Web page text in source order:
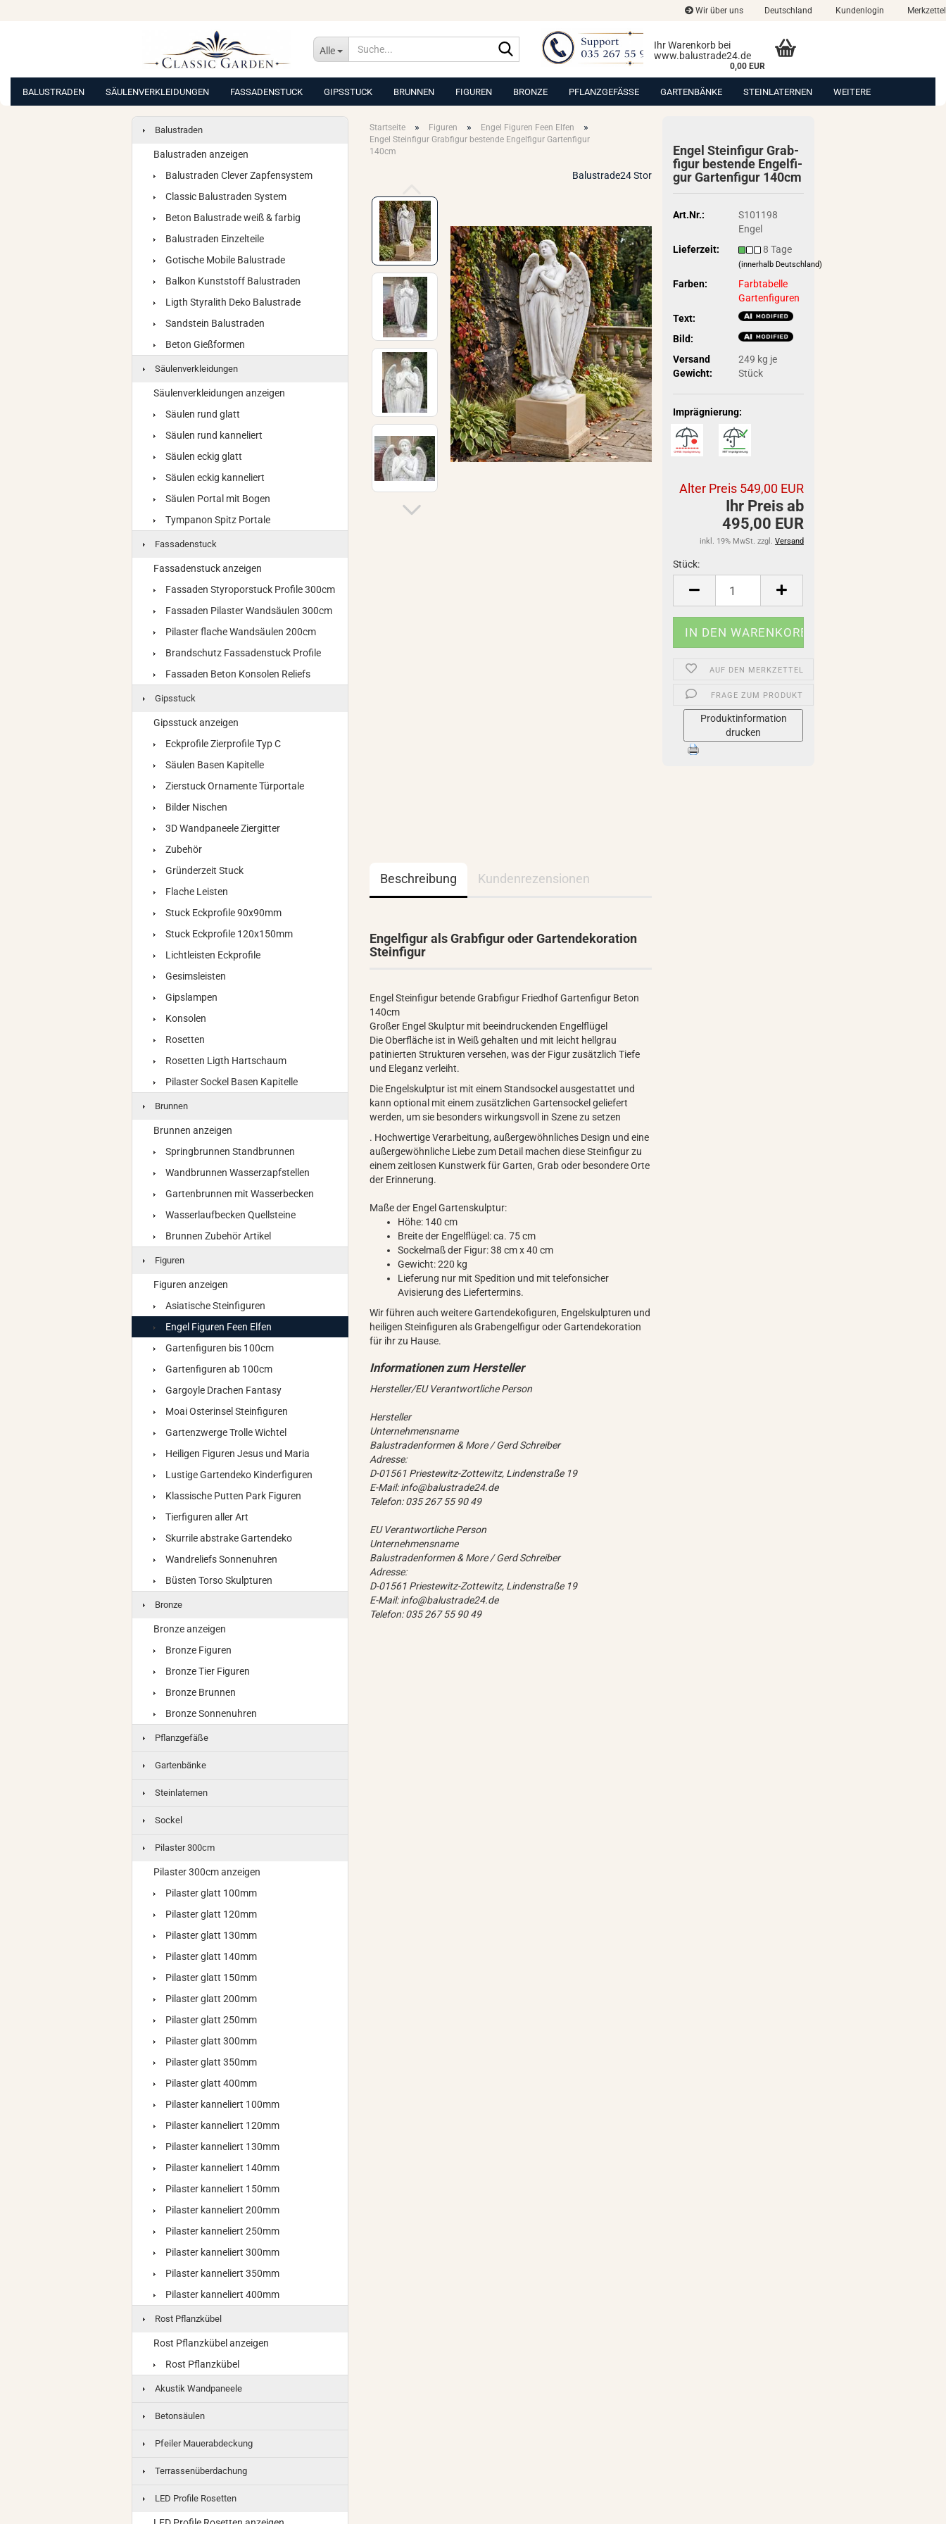
Wir über uns Deutschland Kundenlogin Merkzettel
Alle
Suche...
Ihr Warenkorb bei
www.balustrade24.de
0,00 EUR
BALUSTRADEN SÄULENVERKLEIDUNGEN FASSADENSTUCK GIPSSTUCK BRUNNEN FIGUREN BRONZE PFLANZGEFÄSSE GARTENBÄNKE STEINLATERNEN WEITERE
Startseite » Figuren » Engel Figuren Feen Elfen »
Engel Steinfigur Grabfigur bestende Engelfigur Gartenfigur
140cm
Balustrade24 Stor
Engel Stein­fi­gur Grab­
fi­gur bes­ten­de En­gel­fi­
gur Gar­ten­fi­gur 140cm
Art.Nr.:
S101198
Engel
Lieferzeit:
8 Tage
(innerhalb Deutschland)
Farben:
Farbtabelle
Gartenfiguren
Text:
Bild:
Versand
Gewicht:
249 kg je
Stück
Imprägnierung:
Alter Preis 549,00 EUR
Ihr Preis ab
495,00 EUR
inkl. 19% MwSt. zzgl. Versand
Stück:
Stück
AUF DEN MERKZETTEL
FRAGE ZUM PRODUKT
Produktinformation
drucken
Beschreibung Kundenrezensionen
Engelfigur als Grabfigur oder Gartendekoration
Steinfigur
Engel Steinfigur betende Grabfigur Friedhof Gartenfigur Beton
140cm
Großer Engel Skulptur mit beeindruckenden Engelflügel
Die Oberfläche ist in Weiß gehalten und mit leicht hellgrau
patinierten Strukturen versehen, was der Figur zusätzlich Tiefe
und Eleganz verleiht.
Die Engelskulptur ist mit einem Standsockel ausgestattet und
kann optional mit einem zusätzlichen Gartensockel geliefert
werden, um sie besonders wirkungsvoll in Szene zu setzen
. Hochwertige Verarbeitung, außergewöhnliches Design und eine
außergewöhnliche Liebe zum Detail machen diese Steinfigur zu
einem zeitlosen Kunstwerk für Garten, Grab oder besondere Orte
der Erinnerung.
Maße der Engel Gartenskulptur:
Höhe: 140 cm
Breite der Engelflügel: ca. 75 cm
Sockelmaß der Figur: 38 cm x 40 cm
Gewicht: 220 kg
Lieferung nur mit Spedition und mit telefonsicher
Avisierung des Liefertermins.
Wir führen auch weitere Gartendekofiguren, Engelskulpturen und
heiligen Steinfiguren als Grabengelfigur oder Gartendekoration
für ihr zu Hause.
Hersteller/EU Verantwortliche Person
Hersteller
Unternehmensname
Balustradenformen & More / Gerd Schreiber
Adresse:
D-01561 Priestewitz-Zottewitz, Lindenstraße 19
E-Mail: info@balustrade24.de
Telefon: 035 267 55 90 49
EU Verantwortliche Person
Unternehmensname
Balustradenformen & More / Gerd Schreiber
Adresse:
D-01561 Priestewitz-Zottewitz, Lindenstraße 19
E-Mail: info@balustrade24.de
Telefon: 035 267 55 90 49
Balustraden
Balustraden anzeigen
Balustraden Clever Zapfensystem
Classic Balustraden System
Beton Balustrade weiß & farbig
Balustraden Einzelteile
Gotische Mobile Balustrade
Balkon Kunststoff Balustraden
Ligth Styralith Deko Balustrade
Sandstein Balustraden
Beton Gießformen
Säulenverkleidungen
Säulenverkleidungen anzeigen
Säulen rund glatt
Säulen rund kanneliert
Säulen eckig glatt
Säulen eckig kanneliert
Säulen Portal mit Bogen
Tympanon Spitz Portale
Fassadenstuck
Fassadenstuck anzeigen
Fassaden Styroporstuck Profile 300cm
Fassaden Pilaster Wandsäulen 300cm
Pilaster flache Wandsäulen 200cm
Brandschutz Fassadenstuck Profile
Fassaden Beton Konsolen Reliefs
Gipsstuck
Gipsstuck anzeigen
Eckprofile Zierprofile Typ C
Säulen Basen Kapitelle
Zierstuck Ornamente Türportale
Bilder Nischen
3D Wandpaneele Ziergitter
Zubehör
Gründerzeit Stuck
Flache Leisten
Stuck Eckprofile 90x90mm
Stuck Eckprofile 120x150mm
Lichtleisten Eckprofile
Gesimsleisten
Gipslampen
Konsolen
Rosetten
Rosetten Ligth Hartschaum
Pilaster Sockel Basen Kapitelle
Brunnen
Brunnen anzeigen
Springbrunnen Standbrunnen
Wandbrunnen Wasserzapfstellen
Gartenbrunnen mit Wasserbecken
Wasserlaufbecken Quellsteine
Brunnen Zubehör Artikel
Figuren
Figuren anzeigen
Asiatische Steinfiguren
Engel Figuren Feen Elfen
Gartenfiguren bis 100cm
Gartenfiguren ab 100cm
Gargoyle Drachen Fantasy
Moai Osterinsel Steinfiguren
Gartenzwerge Trolle Wichtel
Heiligen Figuren Jesus und Maria
Lustige Gartendeko Kinderfiguren
Klassische Putten Park Figuren
Tierfiguren aller Art
Skurrile abstrake Gartendeko
Wandreliefs Sonnenuhren
Büsten Torso Skulpturen
Bronze
Bronze anzeigen
Bronze Figuren
Bronze Tier Figuren
Bronze Brunnen
Bronze Sonnenuhren
Pflanzgefäße
Gartenbänke
Steinlaternen
Sockel
Pilaster 300cm
Pilaster 300cm anzeigen
Pilaster glatt 100mm
Pilaster glatt 120mm
Pilaster glatt 130mm
Pilaster glatt 140mm
Pilaster glatt 150mm
Pilaster glatt 200mm
Pilaster glatt 250mm
Pilaster glatt 300mm
Pilaster glatt 350mm
Pilaster glatt 400mm
Pilaster kanneliert 100mm
Pilaster kanneliert 120mm
Pilaster kanneliert 130mm
Pilaster kanneliert 140mm
Pilaster kanneliert 150mm
Pilaster kanneliert 200mm
Pilaster kanneliert 250mm
Pilaster kanneliert 300mm
Pilaster kanneliert 350mm
Pilaster kanneliert 400mm
Rost Pflanzkübel
Rost Pflanzkübel anzeigen
Rost Pflanzkübel
Akustik Wandpaneele
Betonsäulen
Pfeiler Mauerabdeckung
Terrassenüberdachung
LED Profile Rosetten